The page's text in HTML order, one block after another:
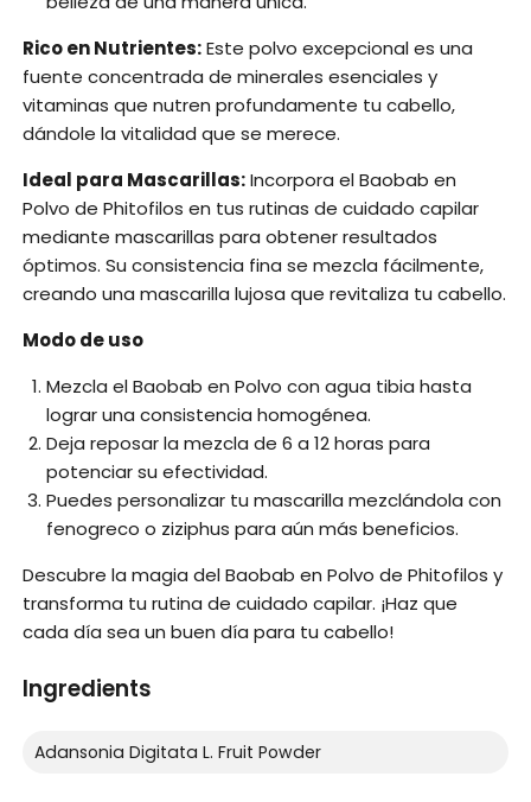
Rico en Nutrientes:Este polvo excepcional es una
fuente concentrada de minerales esenciales y
vitaminas que nutren profundamente tu cabello,
dándole la vitalidad que se merece.
Ideal para Mascarillas:Incorpora el Baobab en
Polvo de Phitofilos en tus rutinas de cuidado capilar
mediante mascarillas para obtener resultados
óptimos. Su consistencia fina se mezcla fácilmente,
creando una mascarilla lujosa que revitaliza tu cabello.
Modo de uso
Mezcla el Baobab en Polvo con agua tibia hasta
lograr una consistencia homogénea.
Deja reposar la mezcla de 6 a 12 horas para
potenciar su efectividad.
Puedes personalizar tu mascarilla mezclándola con
fenogreco o ziziphus para aún más beneficios.
Descubre la magia del Baobab en Polvo de Phitofilos y
transforma tu rutina de cuidado capilar. ¡Haz que
cada día sea un buen día para tu cabello!
Ingredients
Adansonia Digitata L. Fruit Powder